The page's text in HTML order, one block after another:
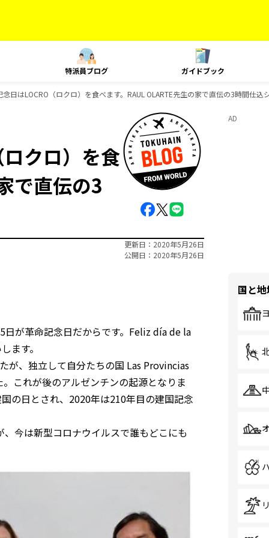
特派員ブログ ガイドブック
日はLOCRO（ロクロ）を食べます。RAUL OLARTE先生の家で直伝の3時間仕込
クロ）を食
で直伝の3
更新日
2020年5月26日
公開日
2020年5月26日
が革命記念日だからです。Feliz día de la
ます。
が、独立して自分たちの国 Las Provincias
これが後のアルゼンチンの起源となりま
の日とされ、2020年は210年目の建国記念
今は新型コロナウイルスで誰もどこにも
AD
国と